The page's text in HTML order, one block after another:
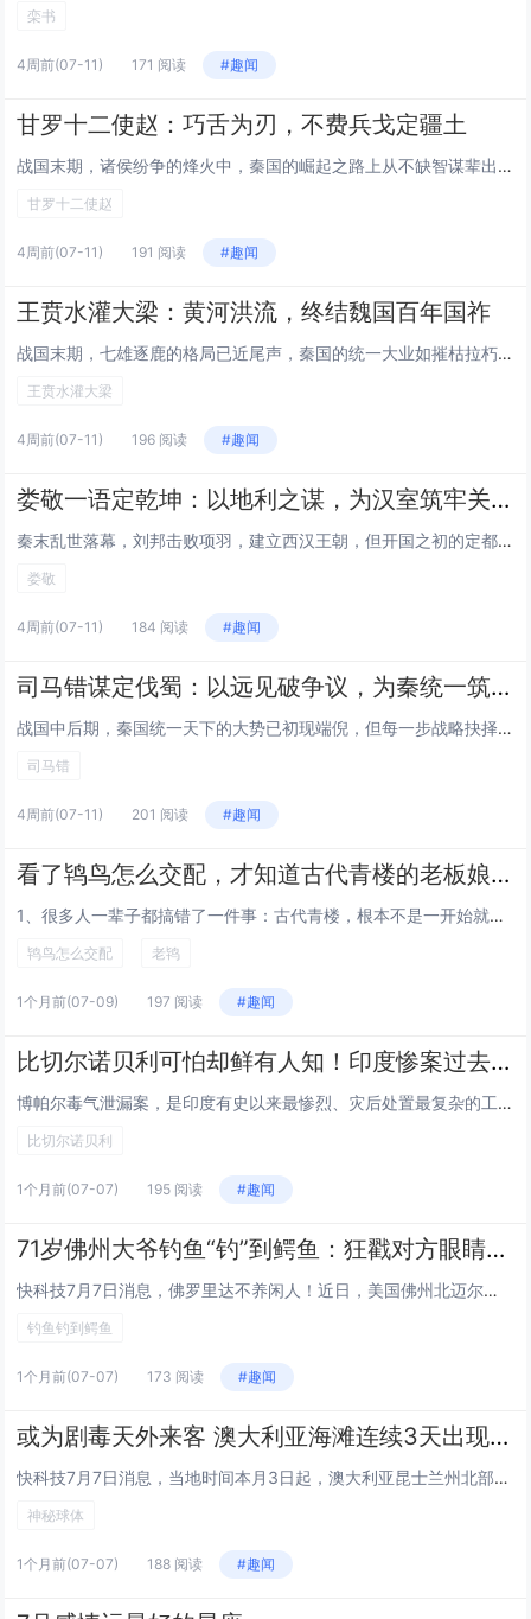
栾书
4周前(07-11) 171 阅读 #趣闻
甘罗十二使赵：巧舌为刃，不费兵戈定疆土
战国末期，诸侯纷争的烽火中，秦国的崛起之路上从不缺智谋辈出的英雄，而少年甘罗以十二岁稚龄出使列国，凭借三寸不烂之舌纵横捭阖，不费一兵一卒便为秦国拓土千里，不仅创造了“不战而屈人之兵”的外交传奇，更在青史中镌刻下少年英才的璀璨印记，让智慧成为...
甘罗十二使赵
4周前(07-11) 191 阅读 #趣闻
王贲水灌大梁：黄河洪流，终结魏国百年国祚
战国末期，七雄逐鹿的格局已近尾声，秦国的统一大业如摧枯拉朽般推进。在这场终结乱世的征程中，名将王贲以一场惊世骇俗的水攻之战，改写了中原势力的版图——他引黄河大水直灌魏都大梁，用滔天洪流击碎了传承百年的魏国根基，为秦国扫平了统一路上的关键障碍...
王贲水灌大梁
4周前(07-11) 196 阅读 #趣闻
娄敬一语定乾坤：以地利之谋，为汉室筑牢关中根基
秦末乱世落幕，刘邦击败项羽，建立西汉王朝，但开国之初的定都抉择，却成了关乎国运的关键难题。当满朝文武大多倾向定都洛阳时，戍卒出身的娄敬却力排众议，以对天下地理攻守大势的精准洞察，力劝刘邦定都关中。这份超越时代的战略眼光，不仅为西汉王朝选定了...
娄敬
4周前(07-11) 184 阅读 #趣闻
司马错谋定伐蜀：以远见破争议，为秦统一筑牢根基
战国中后期，秦国统一天下的大势已初现端倪，但每一步战略抉择都关乎国运走向。当秦国朝堂围绕扩张方向陷入激烈争论时，名将司马错力排众议，以极具前瞻性的战略眼光力主伐蜀，用一场关键战役打破困局，更以长远布局为秦国积累了统一天下的核心资本，成为秦国...
司马错
4周前(07-11) 201 阅读 #趣闻
看了鸨鸟怎么交配，才知道古代青楼的老板娘，为何叫“老鸨”！
1、很多人一辈子都搞错了一件事：古代青楼，根本不是一开始就有的民间灰色产业。最早的青楼，是朝廷国营生意。这件事的始作俑者，是春秋时期齐国名相管仲。当年齐国想要称霸诸侯、充盈国库，还想打探各国商人、使者的情报，就想出了一个极端的办法。他把战争...
鸨鸟怎么交配 老鸨
1个月前(07-09) 197 阅读 #趣闻
比切尔诺贝利可怕却鲜有人知！印度惨案过去42年了毒源仍在
博帕尔毒气泄漏案，是印度有史以来最惨烈、灾后处置最复杂的工业气体泄漏事故。据统计，该事故直接死亡的人超过22000人，受毒气影响的人超过56万。事实上，这个数据各机构说法不一，有其他数据显示直接死亡是25000人，间接死亡是55万人，终身残...
比切尔诺贝利
1个月前(07-07) 195 阅读 #趣闻
71岁佛州大爷钓鱼“钓”到鳄鱼：狂戳对方眼睛死里逃生！
快科技7月7日消息，佛罗里达不养闲人！近日，美国佛州北迈尔斯堡，71岁的钓鱼爱好者詹姆斯·格雷森·麦克米肯日常垂钓时差点被鳄鱼单杀，后来凭借经验成功死里逃生。事发当天，詹姆斯带着自家斗牛犬如常到河边甩竿，收线时的水面响动惊动了潜伏的鳄鱼，它...
钓鱼钓到鳄鱼
1个月前(07-07) 173 阅读 #趣闻
或为剧毒天外来客 澳大利亚海滩连续3天出现神秘球体
快科技7月7日消息，当地时间本月3日起，澳大利亚昆士兰州北部的福雷斯特海滩连续3天陆续有不明金属球体被海浪冲上岸，累计共发现6个，因外形特殊且存在潜在危险，引发广泛关注。3日当天，有当地居民在海滩浅滩淤泥中首次发现一颗光滑厚重的银色金属圆球...
神秘球体
1个月前(07-07) 188 阅读 #趣闻